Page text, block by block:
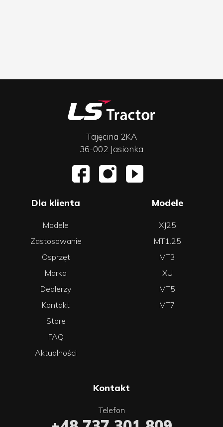
Tajęcina 2KA
36-002 Jasionka
Dla klienta
Modele
Zastosowanie
Osprzęt
Marka
Dealerzy
Kontakt
Store
FAQ
Aktualności
Modele
XJ25
MT1.25
MT3
XU
MT5
MT7
Kontakt
Telefon